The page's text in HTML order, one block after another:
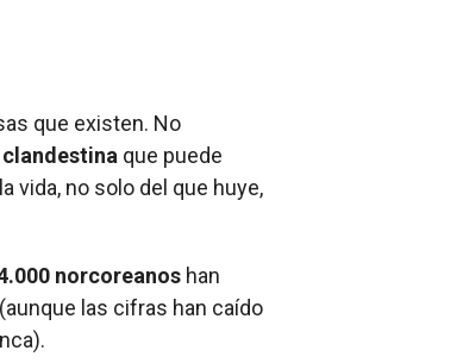
que existen. No
clandestina que puede
vida, no solo del que huye,
norcoreanos han
las cifras han caído